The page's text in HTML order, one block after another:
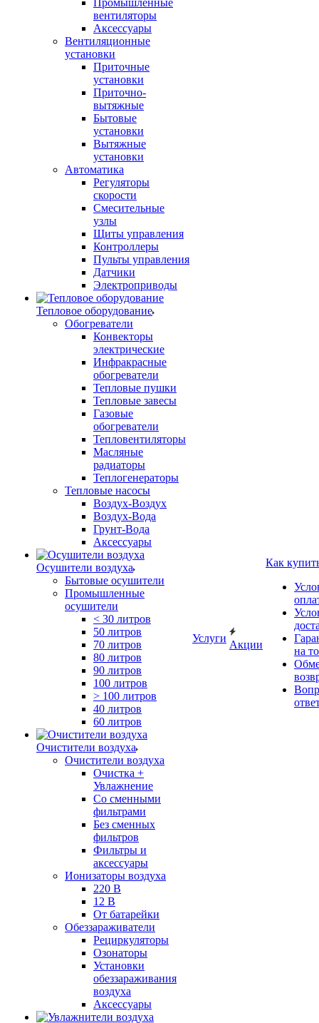
Промышленные
вентиляторы
Аксессуары
Вентиляционные
установки
Приточные
установки
Приточно-
вытяжные
Бытовые
установки
Вытяжные
установки
Автоматика
Регуляторы
скорости
Смесительные
узлы
Щиты управления
Контроллеры
Пульты управления
Датчики
Электроприводы
Тепловое оборудование
Обогреватели
Конвекторы
электрические
Инфракрасные
обогреватели
Тепловые пушки
Тепловые завесы
Газовые
обогреватели
Тепловентиляторы
Масляные
радиаторы
Теплогенераторы
Тепловые насосы
Воздух-Воздух
Воздух-Вода
Грунт-Вода
Аксессуары
Осушители воздуха
Бытовые осушители
Промышленные
осушители
< 30 литров
50 литров
70 литров
80 литров
90 литров
100 литров
> 100 литров
40 литров
60 литров
Очистители воздуха
Очистители воздуха
Очистка +
Увлажнение
Cо сменными
фильтрами
Без сменных
фильтров
Фильтры и
аксессуары
Ионизаторы воздуха
220 В
12 В
От батарейки
Обеззараживатели
Рециркуляторы
Озонаторы
Установки
обеззараживания
воздуха
Аксессуары
Услуги
Акции
Как
на